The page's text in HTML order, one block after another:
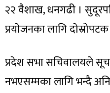
२२ वैशाख, धनगढी ।
प्रयाेजनका लागि
प्रदेश सभा सचिवालयले
नभएसम्मका लागि भन्दै